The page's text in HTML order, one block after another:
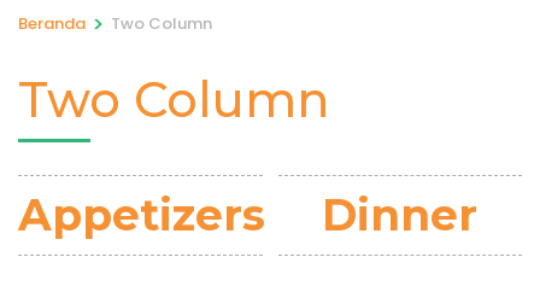
Beranda > Two Column
Two Column
Appetizers Dinner